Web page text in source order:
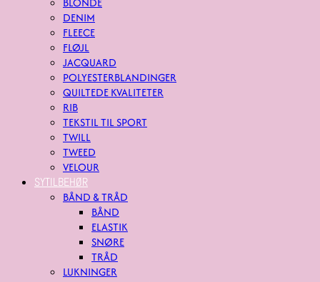
DENIM
FLEECE
FLØJL
JACQUARD
POLYESTERBLANDINGER
QUILTEDE KVALITETER
RIB
TEKSTIL TIL SPORT
TWILL
TWEED
VELOUR
SYTILBEHØR
BÅND & TRÅD
BÅND
ELASTIK
SNØRE
TRÅD
LUKNINGER